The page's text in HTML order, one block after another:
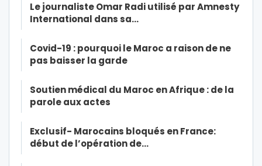
Le journaliste Omar Radi utilisé par Amnesty
International dans sa…
Covid-19 : pourquoi le Maroc a raison de ne
pas baisser la garde
Soutien médical du Maroc en Afrique : de la
parole aux actes
Exclusif- Marocains bloqués en France:
début de l’opération de…